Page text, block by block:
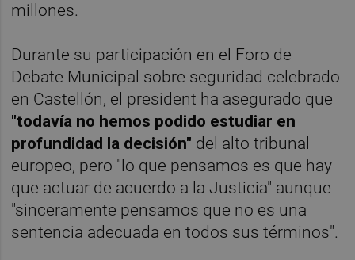
millones.
Durante su participación en el Foro de
Debate Municipal sobre seguridad celebrado
en Castellón, el president ha asegurado que
"todavía no hemos podido estudiar en
profundidad la decisión" del alto tribunal
europeo, pero "lo que pensamos es que hay
que actuar de acuerdo a la Justicia" aunque
"sinceramente pensamos que no es una
sentencia adecuada en todos sus términos".